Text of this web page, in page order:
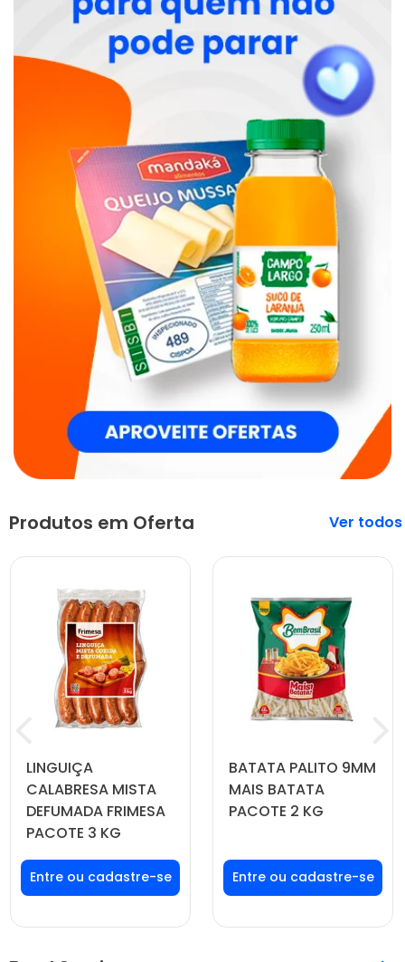
Produtos em Oferta
LINGUIÇA
CALABRESA MISTA
DEFUMADA FRIMESA
PACOTE 3 KG
Faça seu login ou
cadastre-se para
ver preços e
BATATA PALITO 9MM
MAIS BATATA
PACOTE 2 KG
Faça seu login ou
cadastre-se para
ver preços e